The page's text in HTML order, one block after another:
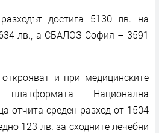
достига 5130 лв. на
лв., а СБАЛОЗ София – 3591
и при медицинските
Национална
отчита среден разход от 1504
123 лв. за сходните лечебни